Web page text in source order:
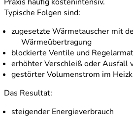
Typische Folgen sind:
zugesetzte Wärmetauscher mit
Wärmeübertragung
blockierte Ventile und
erhöhter Verschleiß oder Ausfall
gestörter Volumenstrom im
Das Resultat:
steigender Energieverbrauch